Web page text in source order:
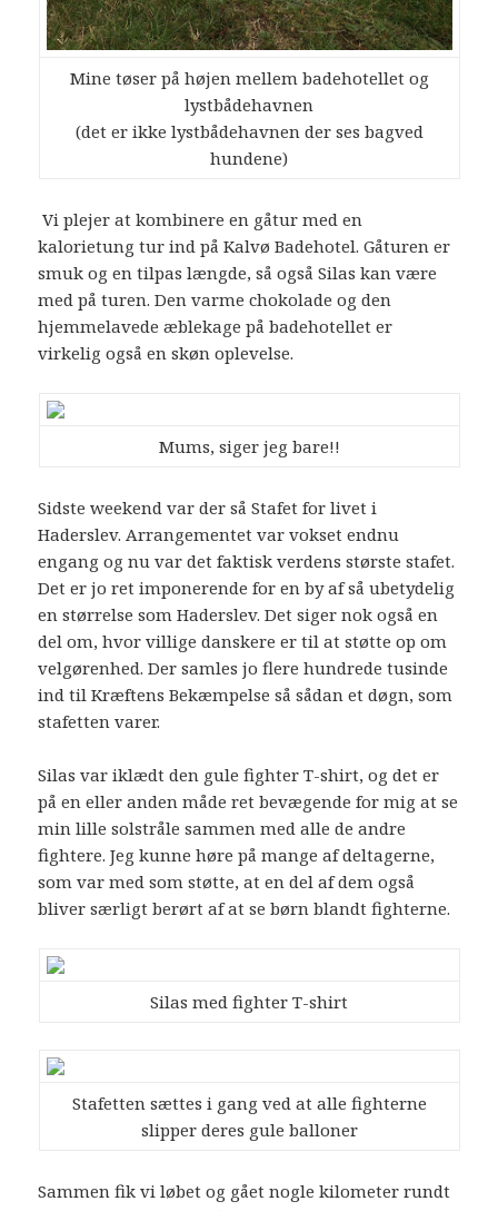
Mine tøser på højen mellem badehotellet og
lystbådehavnen
(det er ikke lystbådehavnen der ses bagved
hundene)
Vi plejer at kombinere en gåtur med en
kalorietung tur ind på Kalvø Badehotel. Gåturen er
smuk og en tilpas længde, så også Silas kan være
med på turen. Den varme chokolade og den
hjemmelavede æblekage på badehotellet er
virkelig også en skøn oplevelse.
Mums, siger jeg bare!!
Sidste weekend var der så Stafet for livet i
Haderslev. Arrangementet var vokset endnu
engang og nu var det faktisk verdens største stafet.
Det er jo ret imponerende for en by af så ubetydelig
en størrelse som Haderslev. Det siger nok også en
del om, hvor villige danskere er til at støtte op om
velgørenhed. Der samles jo flere hundrede tusinde
ind til Kræftens Bekæmpelse så sådan et døgn, som
stafetten varer.
Silas var iklædt den gule fighter T-shirt, og det er
på en eller anden måde ret bevægende for mig at se
min lille solstråle sammen med alle de andre
fightere. Jeg kunne høre på mange af deltagerne,
som var med som støtte, at en del af dem også
bliver særligt berørt af at se børn blandt fighterne.
Silas med fighter T-shirt
Stafetten sættes i gang ved at alle fighterne
slipper deres gule balloner
Sammen fik vi løbet og gået nogle kilometer rundt